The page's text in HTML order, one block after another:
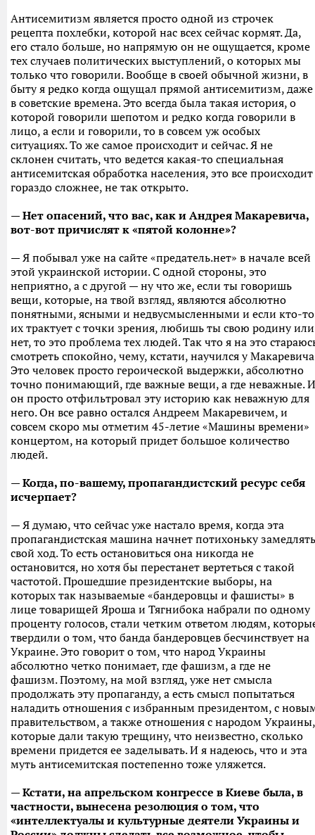
Антисемитизм является просто одной из строчек
рецепта похлебки, которой нас всех сейчас кормят. Да,
его стало больше, но напрямую он не ощущается, кроме
тех случаев политических выступлений, о которых мы
только что говорили. Вообще в своей обычной жизни, в
быту я редко когда ощущал прямой антисемитизм, даже
в советские времена. Это всегда была такая история, о
которой говорили шепотом и редко когда говорили в
лицо, а если и говорили, то в совсем уж особых
ситуациях. То же самое происходит и сейчас. Я не
склонен считать, что ведется какая-то специальная
антисемитская обработка населения, это все происходит
гораздо сложнее, не так открыто.
— Нет опасений, что вас, как и Андрея Макаревича,
вот-вот причислят к «пятой колонне»?
— Я побывал уже на сайте «предатель.нет» в начале всей
этой украинской истории. С одной стороны, это
неприятно, а с другой — ну что же, если ты говоришь
вещи, которые, на твой взгляд, являются абсолютно
понятными, ясными и недвусмысленными и если кто-то
их трактует с точки зрения, любишь ты свою родину или
нет, то это проблема тех людей. Так что я на это
смотреть спокойно, чему, кстати, научился у
Это человек просто героической выдержки, абсолютно
точно понимающий, где важные вещи, а где неважные. И
он просто отфильтровал эту историю как неважную для
него. Он все равно остался Андреем Макаревичем, и
совсем скоро мы отметим 45-летие «Машины времени»
концертом, на который придет большое количество
людей.
— Когда, по-вашему, пропагандистский ресурс себя
исчерпает?
— Я думаю, что сейчас уже настало время, когда эта
пропагандистская машина начнет потихоньку замедлять
свой ход. То есть остановиться она никогда не
остановится, но хотя бы перестанет вертеться с такой
частотой. Прошедшие президентские выборы, на
которых так называемые «бандеровцы и фашисты» в
лице товарищей Яроша и Тягнибока набрали по одному
проценту голосов, стали четким ответом людям,
твердили о том, что банда бандеровцев бесчинствует на
Украине. Это говорит о том, что народ Украины
абсолютно четко понимает, где фашизм, а где не
фашизм. Поэтому, на мой взгляд, уже нет смысла
продолжать эту пропаганду, а есть смысл попытаться
наладить отношения с избранным президентом, с
правительством, а также отношения с народом Украины,
которые дали такую трещину, что неизвестно, сколько
времени придется ее заделывать. И я надеюсь, что и эта
муть антисемитская постепенно тоже уляжется.
— Кстати, на апрельском конгрессе в Киеве была, в
частности, вынесена резолюция о том, что
«интеллектуалы и культурные деятели Украины и